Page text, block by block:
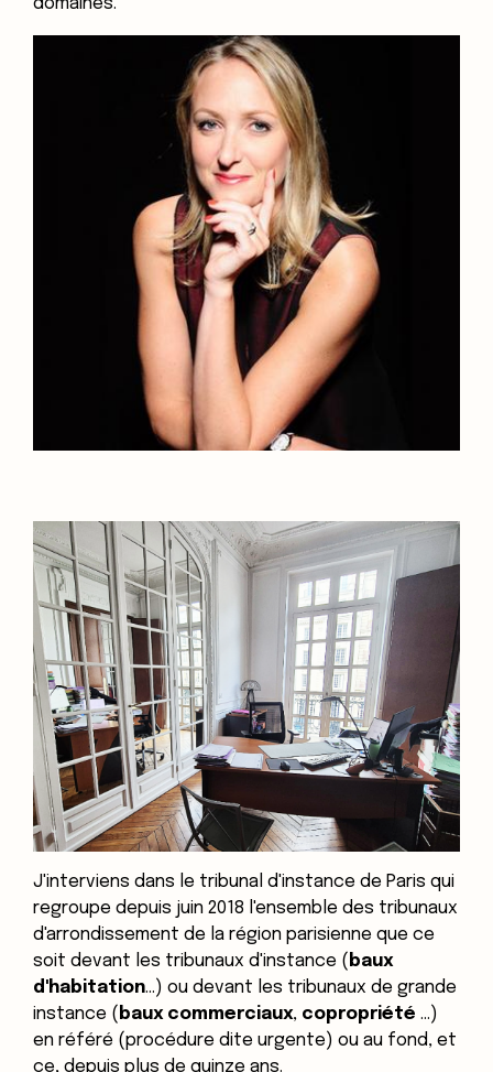
domaines.
J'interviens dans le tribunal d'instance de Paris qui
regroupe depuis juin 2018 l'ensemble des tribunaux
d'arrondissement de la région parisienne que ce
soit devant les tribunaux d'instance ( baux
d'habitation...) ou devant les tribunaux de grande
instance ( baux commerciaux, copropriété ...)
en référé (procédure dite urgente) ou au fond, et
ce, depuis plus de quinze ans.